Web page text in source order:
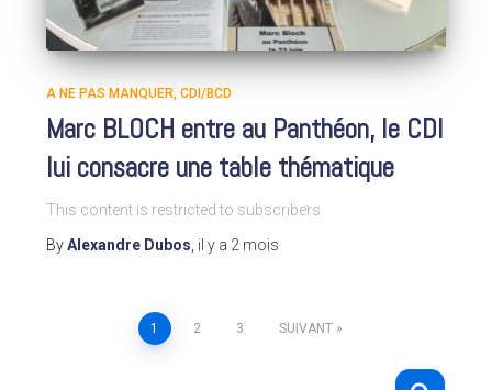
A NE PAS MANQUER CDI/BCD
Marc BLOCH entre au Panthéon, le CDI
lui consacre une table thématique
This content is restricted to subscribers
ByAlexandre Dubos, il y a 2 mois
Pagination
1 2 3 SUIVANT